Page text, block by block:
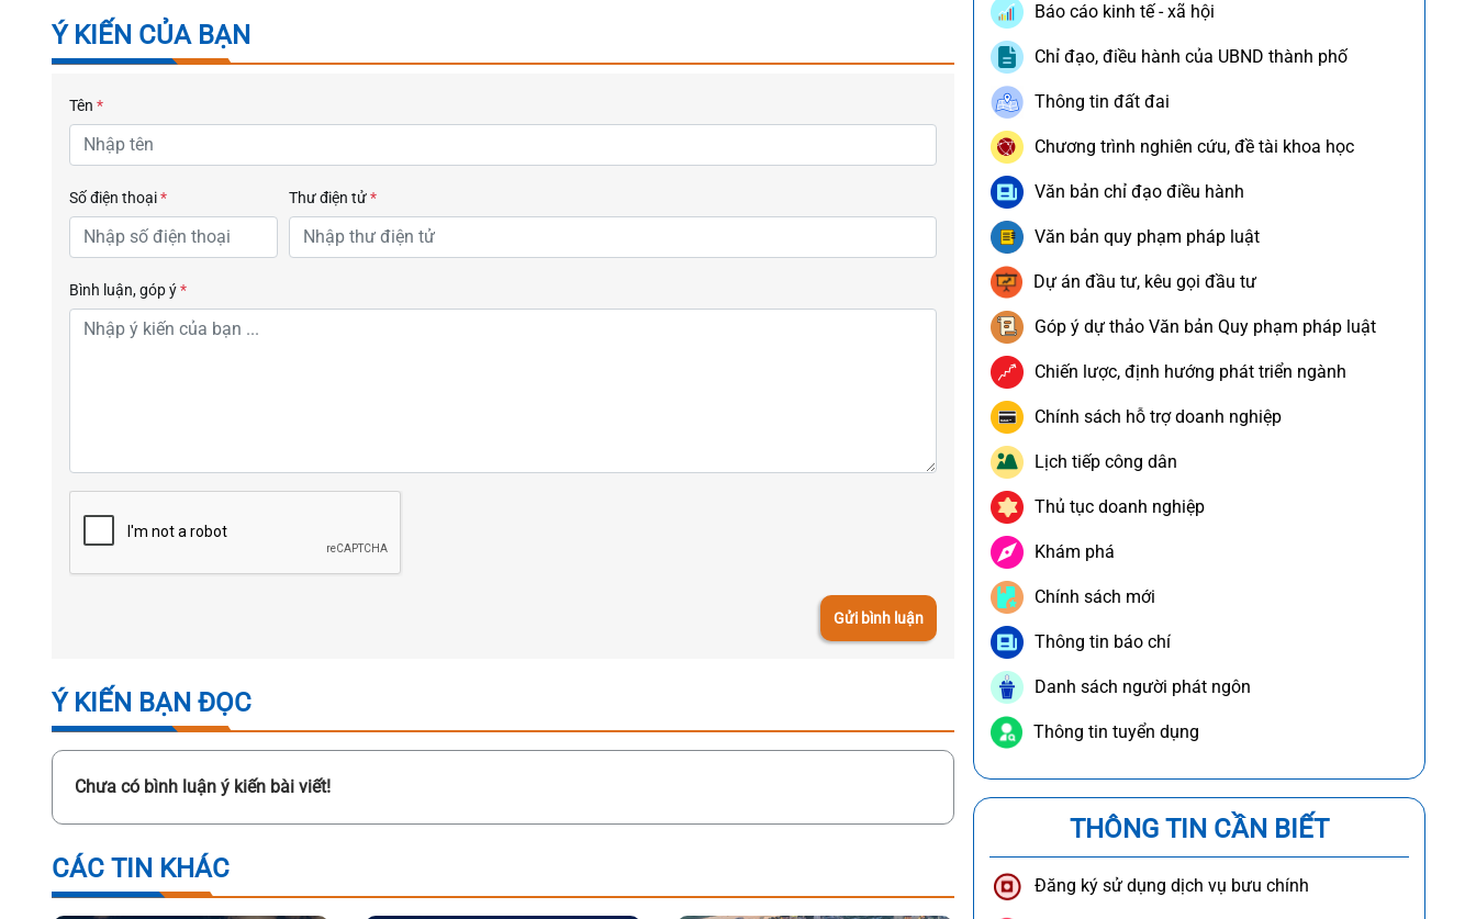
Ý KIẾN CỦA BẠN
Tên *
Số điện thoại* Thư điện tử*
Bình luận, góp ý*
Gửi bình luận
Ý KIẾN BẠN ĐỌC
Chưa có bình luận ý kiến bài viết!
CÁC TIN KHÁC
Báo cáo kinh tế - xã hội
Chỉ đạo, điều hành của UBND thành phố
Thông tin đất đai
Chương trình nghiên cứu, đề tài khoa học
Văn bản chỉ đạo điều hành
Văn bản quy phạm pháp luật
Dự án đầu tư, kêu gọi đầu tư
Góp ý dự thảo Văn bản Quy phạm pháp luật
Chiến lược, định hướng phát triển ngành
Chính sách hỗ trợ doanh nghiệp
Lịch tiếp công dân
Thủ tục doanh nghiệp
Khám phá
Chính sách mới
Thông tin báo chí
Danh sách người phát ngôn
Thông tin tuyển dụng
THÔNG TIN CẦN BIẾT
Đăng ký sử dụng dịch vụ bưu chính